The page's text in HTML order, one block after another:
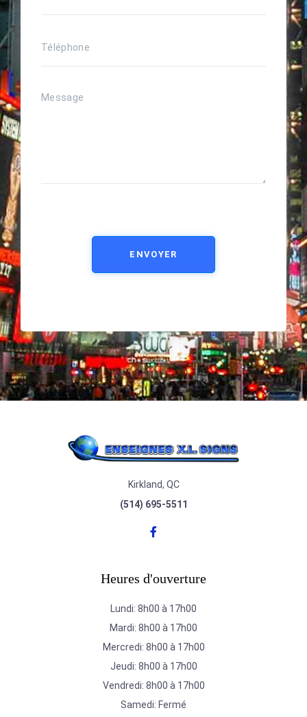
ENVOYER
Kirkland, QC
(514) 695-5511
Heures d'ouverture
Lundi: 8h00 à 17h00
Mardi: 8h00 à 17h00
Mercredi: 8h00 à 17h00
Jeudi: 8h00 à 17h00
Vendredi: 8h00 à 17h00
Samedi: Fermé